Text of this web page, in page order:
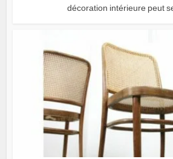
décoration intérieure peut